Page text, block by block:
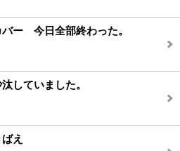
ー 今日全部終わった。
していました。
え